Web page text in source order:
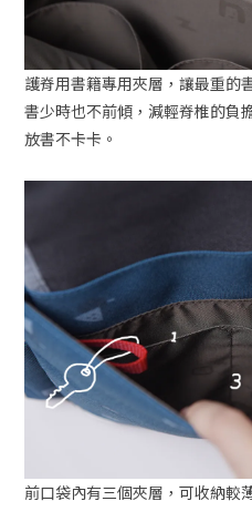
護脊用書籍專用夾層，讓最重的
書少時也不前傾，減輕脊椎的負
放書不卡卡。
前口袋內有三個夾層，可收納較